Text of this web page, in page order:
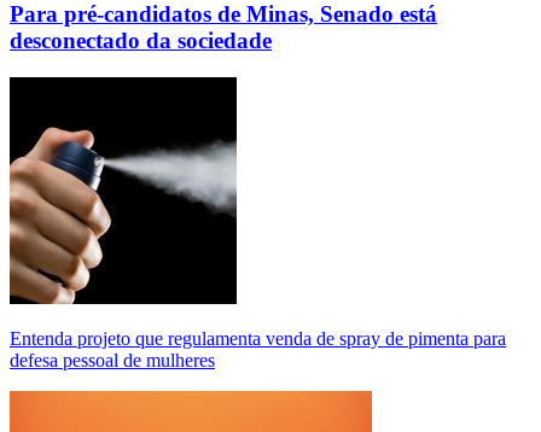
Para pré-candidatos de Minas, Senado está
desconectado da sociedade
Entenda projeto que regulamenta venda de spray de pimenta para
defesa pessoal de mulheres